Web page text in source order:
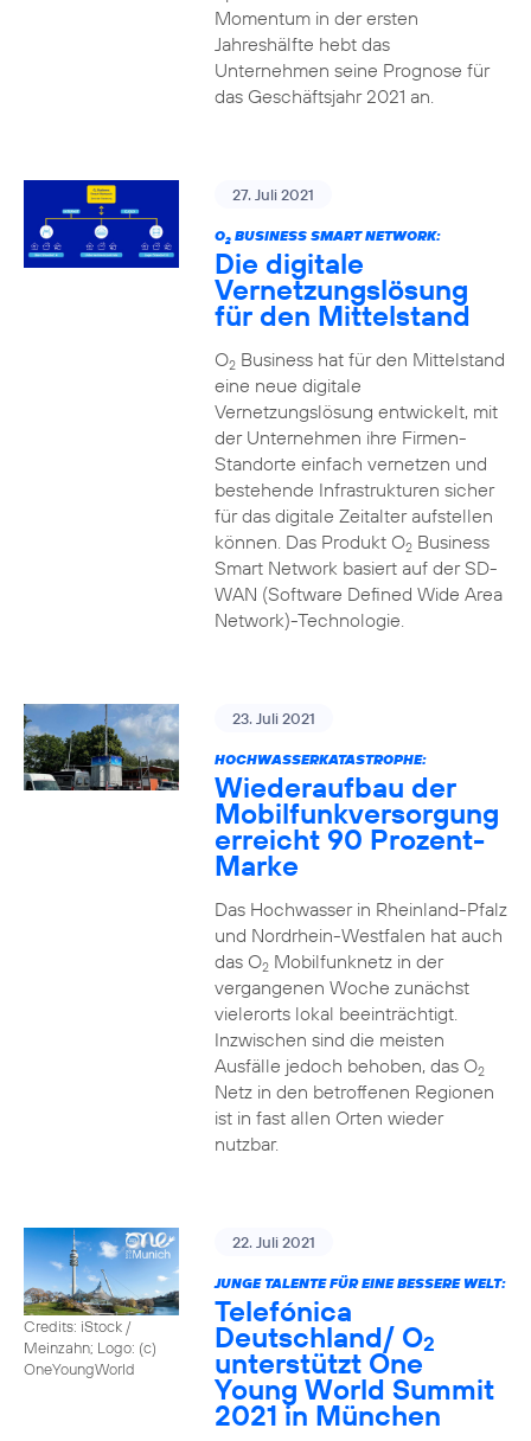
Momentum in der ersten
Jahreshälfte hebt das
Unternehmen seine Prognose für
das Geschäftsjahr 2021 an.
27. Juli 2021
O2BUSINESS SMART NETWORK:
Die digitale
Vernetzungslösung
für den Mittelstand
O2Business hat für den Mittelstand
eine neue digitale
Vernetzungslösung entwickelt, mit
der Unternehmen ihre Firmen-
Standorte einfach vernetzen und
bestehende Infrastrukturen sicher
für das digitale Zeitalter aufstellen
können. Das Produkt O2Business
Smart Network basiert auf der SD-
WAN (Software Defined Wide Area
Network)-Technologie.
23. Juli 2021
HOCHWASSERKATASTROPHE:
Wiederaufbau der
Mobilfunkversorgung
erreicht 90 Prozent-
Marke
Das Hochwasser in Rheinland-Pfalz
und Nordrhein-Westfalen hat auch
das O2Mobilfunknetz in der
vergangenen Woche zunächst
vielerorts lokal beeinträchtigt.
Inzwischen sind die meisten
Ausfälle jedoch behoben, das O2
Netz in den betroffenen Regionen
ist in fast allen Orten wieder
nutzbar.
Credits: iStock /
Meinzahn; Logo: (c)
OneYoungWorld
22. Juli 2021
JUNGE TALENTE FÜR EINE BESSERE WELT:
Telefónica
Deutschland/ O2
unterstützt One
Young World Summit
2021 in München